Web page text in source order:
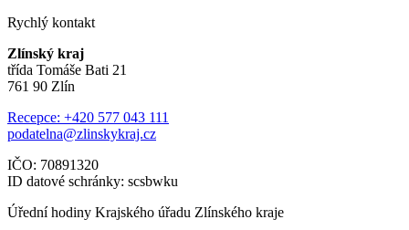
Rychlý kontakt
Zlínský kraj
třída Tomáše Bati 21
761 90 Zlín
Recepce: +420 577 043 111
podatelna@zlinskykraj.cz
IČO: 70891320
ID datové schránky: scsbwku
Úřední hodiny Krajského úřadu Zlínského kraje